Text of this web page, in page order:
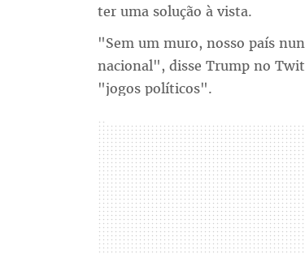
ter uma solução à vista.
"Sem um muro, nosso país
nacional", disse Trump no
"jogos políticos".